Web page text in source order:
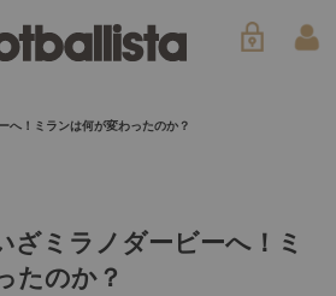
へ！ミランは何が変わったのか？
ざミラノダービーへ！ミ
たのか？